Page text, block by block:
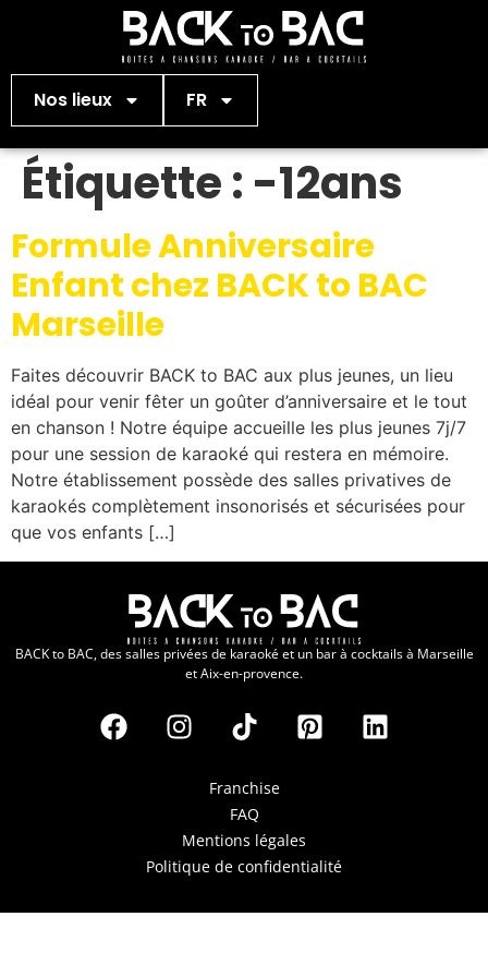
Nos lieux FR
Étiquette : -12ans
Formule Anniversaire
Enfant chez BACK to BAC
Marseille
Faites découvrir BACK to BAC aux plus jeunes, un lieu
idéal pour venir fêter un goûter d’anniversaire et le tout
en chanson ! Notre équipe accueille les plus jeunes 7j/7
pour une session de karaoké qui restera en mémoire.
Notre établissement possède des salles privatives de
karaokés complètement insonorisés et sécurisées pour
que vos enfants […]
BACK to BAC, des salles privées de karaoké et un bar à cocktails à Marseille
et Aix-en-provence.
Franchise
FAQ
Mentions légales
Politique de confidentialité